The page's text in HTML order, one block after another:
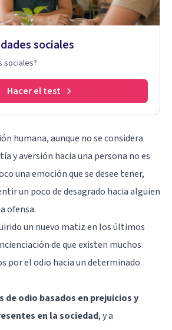
sociales
sociales?
Hacer el test
humana, aunque no se considera
y aversión hacia una persona no es
una emoción que se desee tener,
un poco de desagrado hacia alguien
ofensa.
un nuevo matiz en los últimos
de que existen muchos
por el odio hacia un determinado
de odio basados en prejuicios y
en la sociedad, y a